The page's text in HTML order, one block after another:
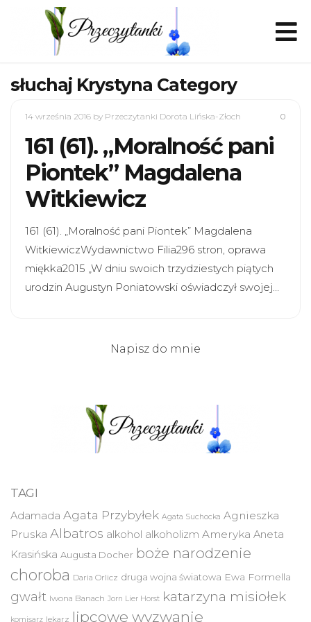
słuchaj Krystyna Category
14 września 2016 by Przeczytanki Dorota Lińska-Złoch 0
161 (61). „Moralność pani
Piontek” Magdalena
Witkiewicz
161 (61). „Moralność pani Piontek” Magdalena
WitkiewiczWydawnictwo Filia296 stron, oprawa
miękka2015 „W dniu swoich trzydziestych piątych
urodzin Augustyn Poniatowski oświadczył swojej…
Napisz do mnie
TAGI
Adamada Agata Przybyłek Agata Suchocka Agnieszka
Pruska Albatros alkohol alkoholizm Ameryka Aneta
Krasińska Augusta Docher boże narodzenie
choroba Daria Orlicz druga wojna światowa Ewa Formella
gwałt Iwona Banach Jorn Lier Horst katarzyna misiołek
komisarz lekarz lipcowe wyzwanie